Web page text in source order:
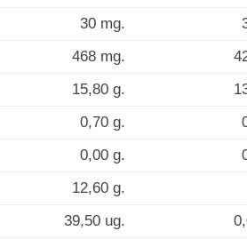
30 mg.
468 mg.
15,80 g.
0,70 g.
0,00 g.
12,60 g.
39,50 ug.